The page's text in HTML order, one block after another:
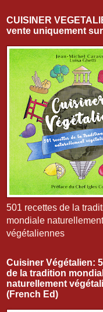
CUISINER
vente uniquement
501 recettes de la
mondiale naturellement
végétaliennes
Cuisiner Végétalien:
de la tradition
naturellement
(French Ed)